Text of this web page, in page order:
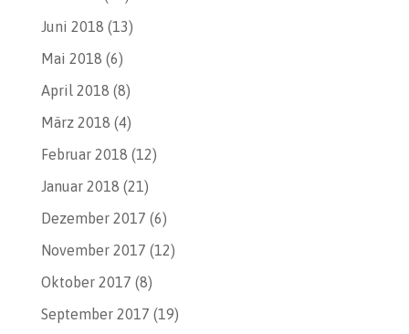
Juni 2018 (13)
Mai 2018 (6)
April 2018 (8)
März 2018 (4)
Februar 2018 (12)
Januar 2018 (21)
Dezember 2017 (6)
November 2017 (12)
Oktober 2017 (8)
September 2017 (19)